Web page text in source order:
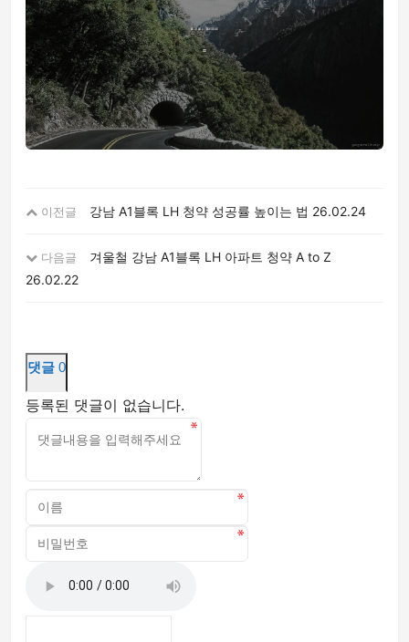
이전글 강남 A1블록 LH 청약 성공률 높이는 법 26.02.24
다음글
겨울철 강남 A1블록 LH 아파트 청약 A to Z
26.02.22
댓글 0
등록된 댓글이 없습니다.